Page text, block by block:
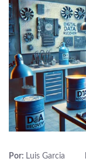
Por: Luis Garcia